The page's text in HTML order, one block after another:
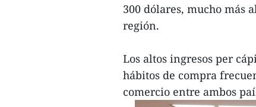
300 dólares, mucho más
región.
Los altos ingresos per
hábitos de compra
comercio entre ambos